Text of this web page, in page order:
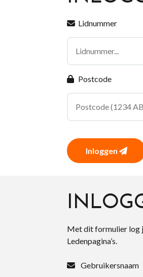
Lidnummer
Postcode
Inloggen
Met dit formulier log
Ledenpagina’s.
Gebruikersnaam